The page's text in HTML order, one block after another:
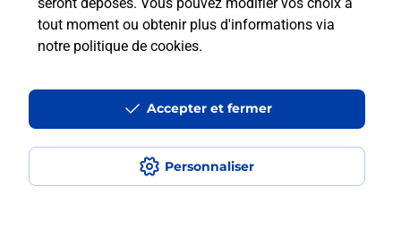
tout moment ou obtenir plus d'informations via
notre politique de cookies.
Personnaliser
Accepter et fermer
avec le CPF ?
Code Bateau